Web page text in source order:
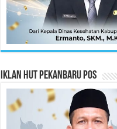
Iklan HUT Pekanbaru Pos